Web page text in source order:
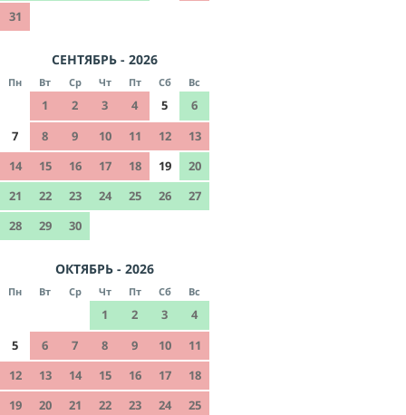
31
СЕНТЯБРЬ - 2026
Пн Вт Ср Чт Пт Сб Вс
1 2 3 4 5
6
7
8 9 10 11 12
13
14
15 16 17 18 19
20
21
22 23 24 25 26
27
28
29 30
ОКТЯБРЬ - 2026
Пн Вт Ср Чт Пт Сб Вс
1 2 3
4
5
6 7 8 9 10
11
12
13 14 15 16 17
18
19
20 21 22 23 24
25